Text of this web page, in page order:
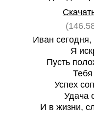
Иван
Я
Пусть
Тебя
Успех
Удача
И в жизни,